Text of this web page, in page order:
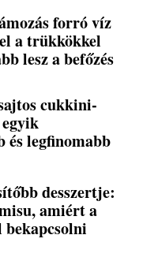
forró víz
a trükkökkel
lesz a befőzés
cukkini-
és legfinomabb
desszertje:
amiért a
bekapcsolni